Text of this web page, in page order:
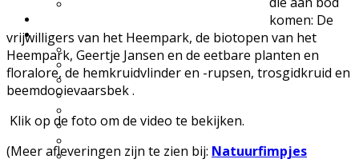
Vereniging
Over IVN natuureducatie
Werkgroepen
Lid of Donateur worden?
Nieuwsflits nieuwsbrief
Jaarboeken
Ledenvergaderingen
komen: De
vrijwilligers van het Heempark, de biotopen van het
Heempark, Geertje Jansen en de eetbare planten en
floralore, de hemkruidvlinder en -rupsen, trosgidkruid en
beemdooievaarsbek .
Klik op de foto om de video te bekijken.
(Meer afleveringen zijn te zien bij: Natuurfimpjes